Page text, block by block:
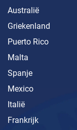
Australië
Griekenland
Puerto Rico
Malta
Spanje
Mexico
Italië
Frankrijk